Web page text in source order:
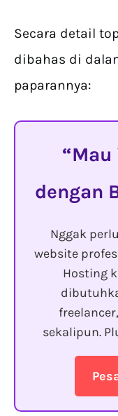
Secara detail
dibahas di
paparannya:
Mau
dengan
Nggak
website
Hosting
sekalipun.